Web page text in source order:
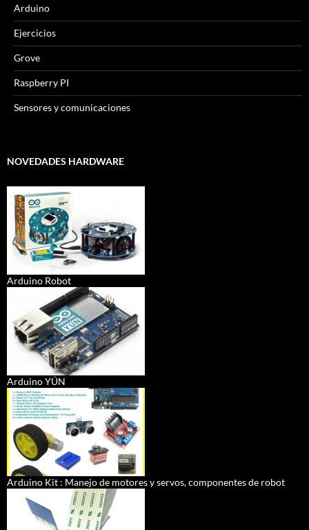
Arduino
Ejercicios
Grove
Raspberry PI
Sensores y comunicaciones
NOVEDADES HARDWARE
Arduino Robot
Arduino YÚN
Arduino Kit : Manejo de motores y servos, componentes de robot